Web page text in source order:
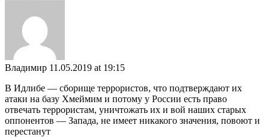
Владимир 11.05.2019 at 19:15
В Идлибе — сборище террористов, что подтверждают их
атаки на базу Хмеймим и потому у России есть право
отвечать террористам, уничтожать их и вой наших старых
оппонентов — Запада, не имеет никакого значения, повоют и
перестанут